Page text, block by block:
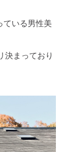
ている男性美
決まっており